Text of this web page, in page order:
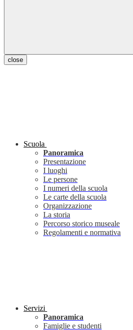
close
Scuola
Panoramica
Presentazione
I luoghi
Le persone
I numeri della scuola
Le carte della scuola
Organizzazione
La storia
Percorso storico museale
Regolamenti e normativa
Servizi
Panoramica
Famiglie e studenti